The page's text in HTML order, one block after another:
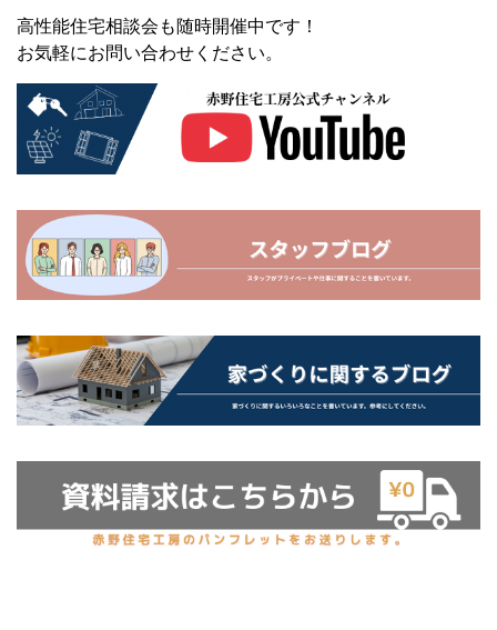
高性能住宅相談会も随時開催中です！
お気軽にお問い合わせください。